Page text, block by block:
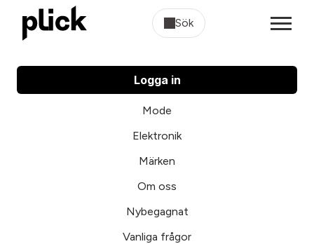
Sök
Logga in
Mode
Elektronik
Märken
Om oss
Nybegagnat
Vanliga frågor